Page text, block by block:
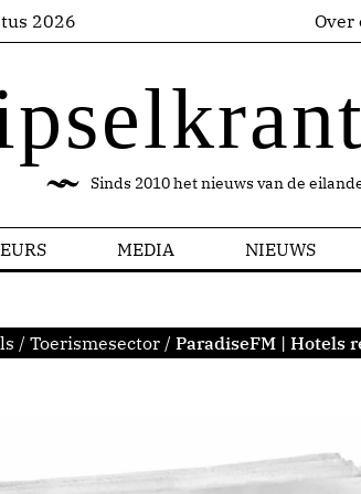
2026 Over
Sinds 2010 het nieuws van de
MEDIA NIEUWS
/ Toerismesector / ParadiseFM | Hotels